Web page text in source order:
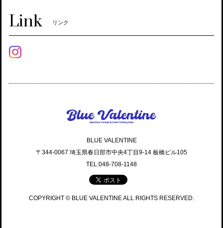
Link リンク
BLUE VALENTINE
〒344-0067 埼玉県春日部市中央4丁目9-14 板橋ビル105
TEL:048-708-1148
COPYRIGHT © BLUE VALENTINE ALL RIGHTS RESERVED.